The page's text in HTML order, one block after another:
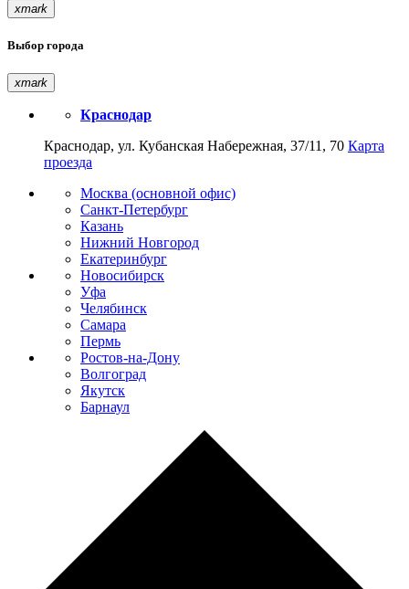
xmark
Выбор города
xmark
Краснодар
Краснодар, ул. Кубанская Набережная, 37/11, 70 Карта
проезда
Москва (основной офис)
Санкт-Петербург
Казань
Нижний Новгород
Екатеринбург
Новосибирск
Уфа
Челябинск
Самара
Пермь
Ростов-на-Дону
Волгоград
Якутск
Барнаул